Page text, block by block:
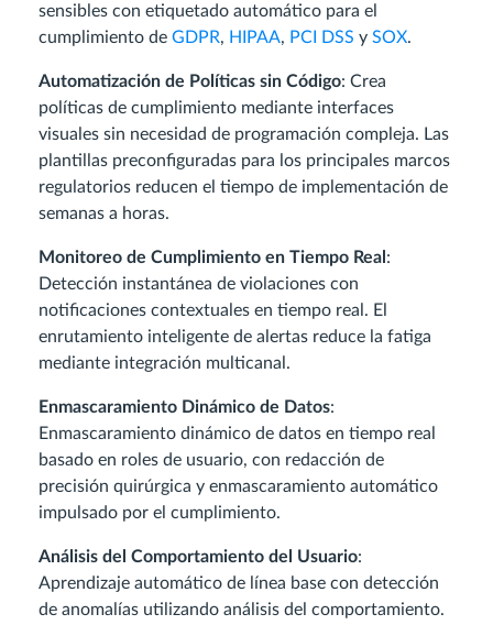
sensibles con etiquetado automático para el
cumplimiento de GDPR, HIPAA, PCI DSS y SOX.
Automatización de Políticas sin Código: Crea
políticas de cumplimiento mediante interfaces
visuales sin necesidad de programación compleja. Las
plantillas preconfiguradas para los principales marcos
regulatorios reducen el tiempo de implementación de
semanas a horas.
Monitoreo de Cumplimiento en Tiempo Real :
Detección instantánea de violaciones con
notificaciones contextuales en tiempo real. El
enrutamiento inteligente de alertas reduce la fatiga
mediante integración multicanal.
Enmascaramiento Dinámico de Datos:
Enmascaramiento dinámico de datos en tiempo real
basado en roles de usuario, con redacción de
precisión quirúrgica y enmascaramiento automático
impulsado por el cumplimiento.
Análisis del Comportamiento del Usuario:
Aprendizaje automático de línea base con detección
de anomalías utilizando análisis del comportamiento.